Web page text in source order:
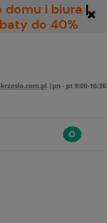
domu i biura |
do 40%